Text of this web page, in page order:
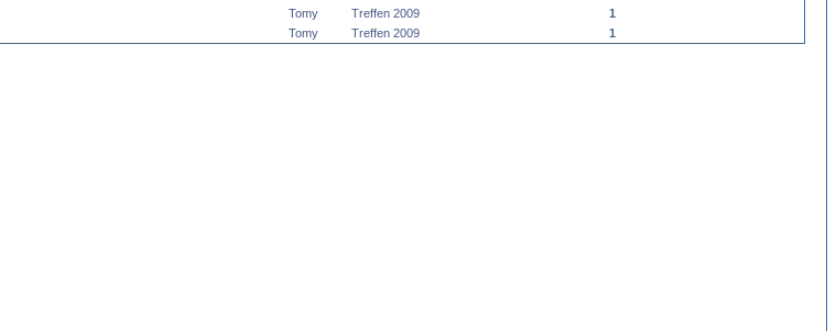
Tomy Treffen 2009
1
Tomy Treffen 2009 1